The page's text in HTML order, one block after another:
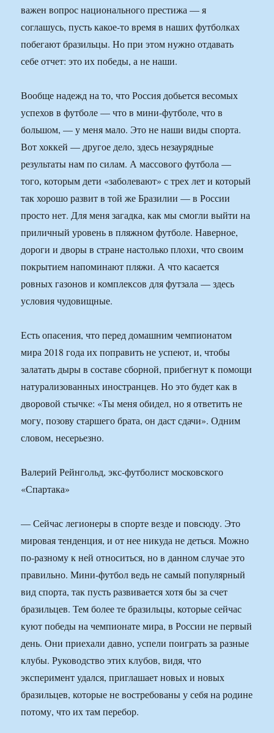
важен вопрос национального престижа — я
соглашусь, пусть какое-то время в наших футболках
побегают бразильцы. Но при этом нужно отдавать
себе отчет: это их победы, а не наши.
Вообще надежд на то, что Россия добьется весомых
успехов в футболе — что в мини-футболе, что в
большом, — у меня мало. Это не наши виды спорта.
Вот хоккей — другое дело, здесь незаурядные
результаты нам по силам. А массового футбола —
того, которым дети «заболевают» с трех лет и который
так хорошо развит в той же Бразилии — в России
просто нет. Для меня загадка, как мы смогли выйти на
приличный уровень в пляжном футболе. Наверное,
дороги и дворы в стране настолько плохи, что своим
покрытием напоминают пляжи. А что касается
ровных газонов и комплексов для футзала — здесь
условия чудовищные.
Есть опасения, что перед домашним чемпионатом
мира 2018 года их поправить не успеют, и, чтобы
залатать дыры в составе сборной, прибегнут к помощи
натурализованных иностранцев. Но это будет как в
дворовой стычке: «Ты меня обидел, но я ответить не
могу, позову старшего брата, он даст сдачи». Одним
словом, несерьезно.
Валерий Рейнгольд, экс-футболист московского
«Спартака»
— Сейчас легионеры в спорте везде и повсюду. Это
мировая тенденция, и от нее никуда не деться. Можно
по-разному к ней относиться, но в данном случае это
правильно. Мини-футбол ведь не самый популярный
вид спорта, так пусть развивается хотя бы за счет
бразильцев. Тем более те бразильцы, которые сейчас
куют победы на чемпионате мира, в России не первый
день. Они приехали давно, успели поиграть за разные
клубы. Руководство этих клубов, видя, что
эксперимент удался, приглашает новых и новых
бразильцев, которые не востребованы у себя на родине
потому, что их там перебор.